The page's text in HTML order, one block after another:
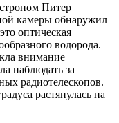
Питер
камеры обнаружил
оптическая
водорода.
внимание
наблюдать за
радиотелескопов.
растянулась на